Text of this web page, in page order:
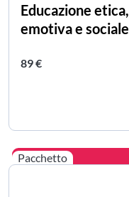
Educazione etica,
emotiva e sociale
Prezzo intero
89 €
Pacchetto